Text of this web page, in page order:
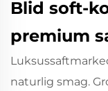
Blid soft-
premium
naturlig smag.